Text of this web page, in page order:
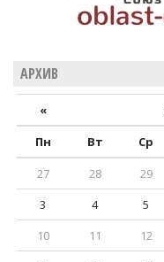
АРХИВ
«
Пн
Вт Ср
27
28 29
3
4 5
10
11 12